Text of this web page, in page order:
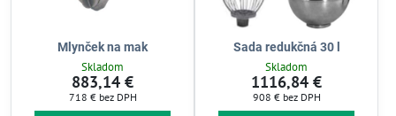
Mlynček na mak
Skladom
883,14 €
718 € bez DPH
Sada redukčná 30 l
Skladom
1116,84 €
908 € bez DPH